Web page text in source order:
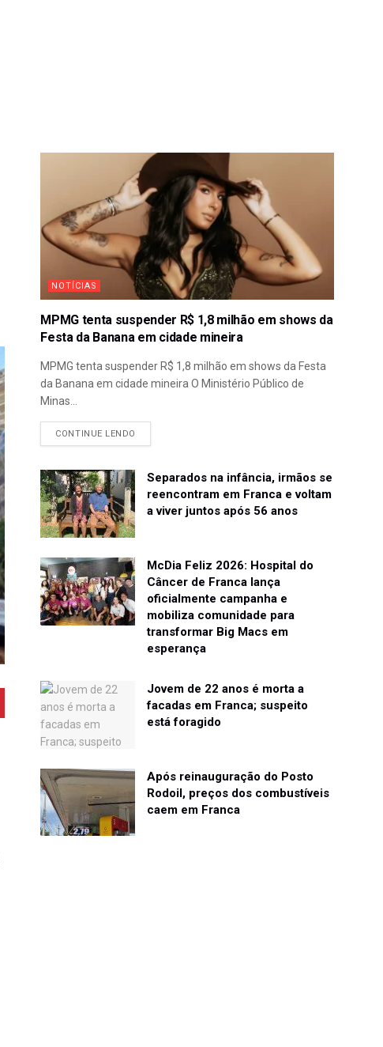
NOTÍCIAS
MPMG tenta suspender R$ 1,8 milhão em shows da
Festa da Banana em cidade mineira
MPMG tenta suspender R$ 1,8 milhão em shows da Festa
da Banana em cidade mineira O Ministério Público de
Minas...
CONTINUE LENDO
Separados na infância, irmãos se
reencontram em Franca e voltam
a viver juntos após 56 anos
McDia Feliz 2026: Hospital do
Câncer de Franca lança
oficialmente campanha e
mobiliza comunidade para
transformar Big Macs em
esperança
Jovem de 22 anos é morta a
facadas em Franca; suspeito
está foragido
Após reinauguração do Posto
Rodoil, preços dos combustíveis
caem em Franca